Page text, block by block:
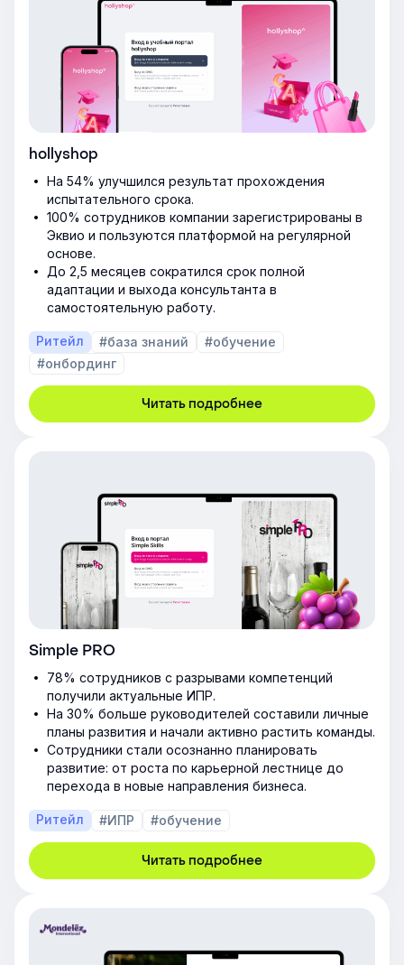
hollyshop
На 54% улучшился результат прохождения
испытательного срока.
100% сотрудников компании зарегистрированы в
Эквио и пользуются платформой на регулярной
основе.
До 2,5 месяцев сократился срок полной
адаптации и выхода консультанта в
самостоятельную работу.
Ритейл #база знаний
#обучение
#онбординг
Читать подробнее
Simple PRO
78% сотрудников с разрывами компетенций
получили актуальные ИПР.
На 30% больше руководителей составили личные
планы развития и начали активно растить команды.
Сотрудники стали осознанно планировать
развитие: от роста по карьерной лестнице до
перехода в новые направления бизнеса.
Ритейл #ИПР #обучение
Читать подробнее